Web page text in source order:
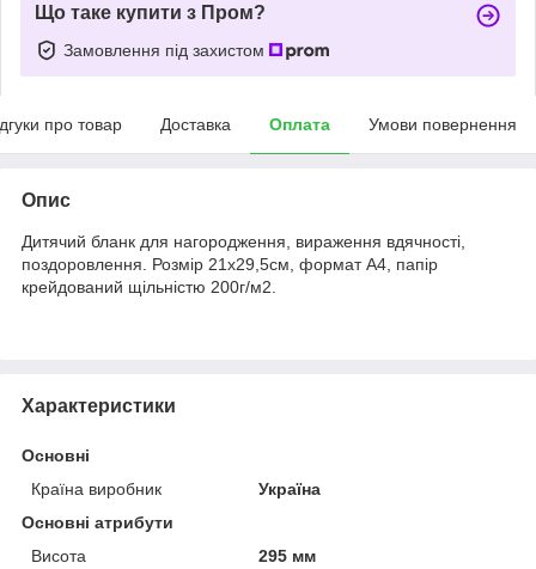
Що таке купити з Пром?
Замовлення під захистом
про товар Доставка Оплата Умови повернення
Опис
Дитячий бланк для нагородження, вираження вдячності,
поздоровлення. Розмір 21х29,5см, формат А4, папір
крейдований щільністю 200г/м2.
Характеристики
Основні
Країна виробник
Україна
Основні атрибути
Висота
295 мм